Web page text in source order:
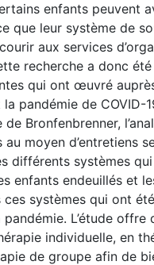
enfants peuvent
que leur système de
aux services
recherche a donc
qui ont œuvré
pandémie de COVID-
Bronfenbrenner,
au moyen d’entretiens
différents systèmes
enfants endeuillés et
ces systèmes qui ont été
L’étude offre
individuelle, en
de groupe afin de